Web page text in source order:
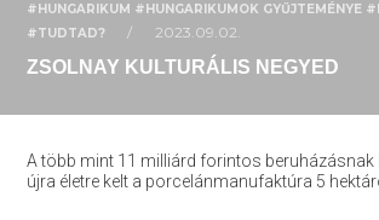
#HUNGARIKUM #HUNGARIKUMOK GYŰJTEMÉNYE
#TUDTAD?
/ 2023.09.02.
ZSOLNAY KULTURÁLIS NEGYED
A több mint 11 milliárd forintos beruházásnak
újra életre kelt a porcelánmanufaktúra 5